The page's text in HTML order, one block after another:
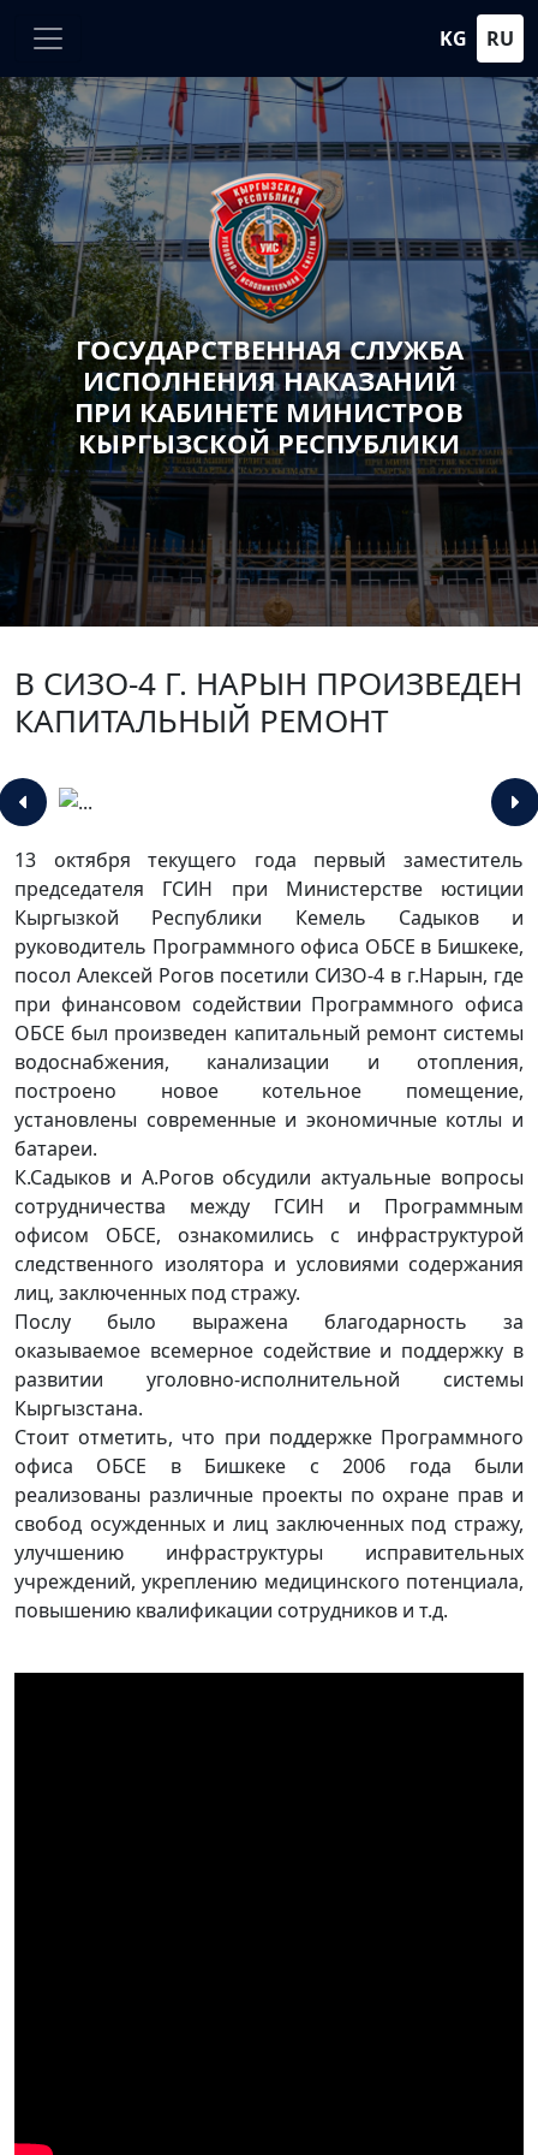
KG RU
ГОСУДАРСТВЕННАЯ СЛУЖБА
ИСПОЛНЕНИЯ НАКАЗАНИЙ
ПРИ КАБИНЕТЕ МИНИСТРОВ
КЫРГЫЗСКОЙ РЕСПУБЛИКИ
В СИЗО-4 Г. НАРЫН ПРОИЗВЕДЕН
КАПИТАЛЬНЫЙ РЕМОНТ
13 октября текущего года первый заместитель
председателя ГСИН при Министерстве юстиции
Кыргызкой Республики Кемель Садыков и
руководитель Программного офиса ОБСЕ в Бишкеке,
посол Алексей Рогов посетили СИЗО-4 в г.Нарын, где
при финансовом содействии Программного офиса
ОБСЕ был произведен капитальный ремонт системы
водоснабжения, канализации и отопления,
построено новое котельное помещение,
установлены современные и экономичные котлы и
батареи.
К.Садыков и А.Рогов обсудили актуальные вопросы
сотрудничества между ГСИН и Программным
офисом ОБСЕ, ознакомились с инфраструктурой
следственного изолятора и условиями содержания
лиц, заключенных под стражу.
Послу было выражена благодарность за
оказываемое всемерное содействие и поддержку в
развитии уголовно-исполнительной системы
Кыргызстана.
Стоит отметить, что при поддержке Программного
офиса ОБСЕ в Бишкеке с 2006 года были
реализованы различные проекты по охране прав и
свобод осужденных и лиц заключенных под стражу,
улучшению инфраструктуры исправительных
учреждений, укреплению медицинского потенциала,
повышению квалификации сотрудников и т.д.